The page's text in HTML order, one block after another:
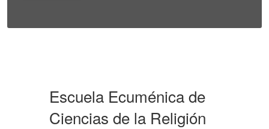
Escuela Ecuménica de
Ciencias de la Religión